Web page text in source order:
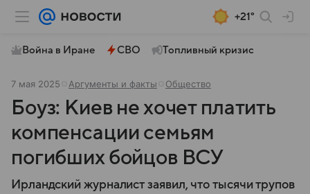
+21°
Война в Иране СВО Топливный кризис
7 мая 2025 Аргументы и факты Общество
Боуз: Киев не хочет платить
компенсации семьям
погибших бойцов ВСУ
Ирландский журналист заявил, что тысячи трупов